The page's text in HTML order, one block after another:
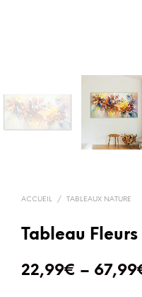
ACCUEIL / TABLEAUX NATURE
Tableau
22,99€ – 67,99